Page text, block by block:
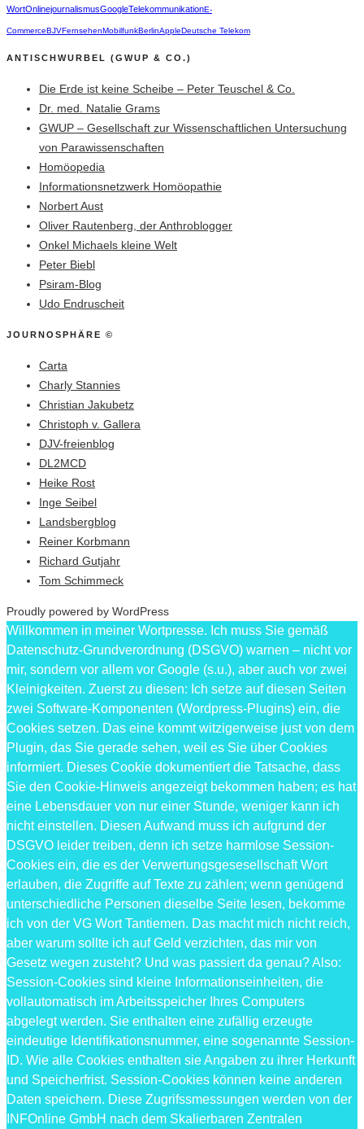
WortOnlinejournalismusGoogleTelekommunikationE-
CommerceBJVFernsehenMobilfunkBerlinAppleDeutsche Telekom
ANTISCHWURBEL (GWUP & CO.)
Die Erde ist keine Scheibe – Peter Teuschel & Co.
Dr. med. Natalie Grams
GWUP – Gesellschaft zur Wissenschaftlichen Untersuchung
von Parawissenschaften
Homöopedia
Informationsnetzwerk Homöopathie
Norbert Aust
Oliver Rautenberg, der Anthroblogger
Onkel Michaels kleine Welt
Peter Biebl
Psiram-Blog
Udo Endruscheit
JOURNOSPHÄRE ©
Carta
Charly Stannies
Christian Jakubetz
Christoph v. Gallera
DJV-freienblog
DL2MCD
Heike Rost
Inge Seibel
Landsbergblog
Reiner Korbmann
Richard Gutjahr
Tom Schimmeck
Proudly powered by WordPress
Willkommen in meiner Wortpresse. Ich muss Sie gemäß
Datenschutz-Grundverordnung (DSGVO) warnen – nicht vor
mir, sondern vor allem vor Google (s.u.), aber auch vor zwei
Kleinigkeiten. Zuerst zu diesen: Ich setze auf diesen Seiten
zwei Software-Komponenten (Wordpress-Plugins) ein, die
Cookies setzen. Das eine kommt witzigerweise just von dem
Plugin, das Sie gerade sehen, weil es Sie über Cookies
informiert. Dieses Cookie dokumentiert die Tatsache, dass
Sie den Cookie-Hinweis angezeigt bekommen haben; es hat
eine Lebensdauer von nur einer Stunde, weniger kann ich
nicht einstellen. Diesen Aufwand muss ich aufgrund der
DSGVO leider treiben, denn ich setze harmlose Session-
Cookies ein, die es der Verwertungsgesesellschaft Wort
erlauben, die Zugriffe auf Texte zu zählen; wenn genügend
unterschiedliche Personen dieselbe Seite lesen, bekomme
ich von der VG Wort Tantiemen. Das macht mich nicht reich,
aber warum sollte ich auf Geld verzichten, das mir von
Gesetz wegen zusteht? Und was passiert da genau? Also:
Session-Cookies sind kleine Informationseinheiten, die
vollautomatisch im Arbeitsspeicher Ihres Computers
abgelegt werden. Sie enthalten eine zufällig erzeugte
eindeutige Identifikationsnummer, eine sogenannte Session-
ID. Wie alle Cookies enthalten sie Angaben zu ihrer Herkunft
und Speicherfrist. Session-Cookies können keine anderen
Daten speichern. Diese Zugrifssmessungen werden von der
INFOnline GmbH nach dem Skalierbaren Zentralen